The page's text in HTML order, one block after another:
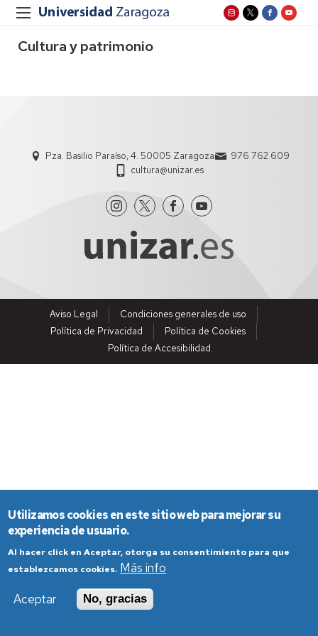
Cultura y patrimonio
Pza. Basilio Paraíso, 4. 50005 Zaragoza
976 762 609
cultura@unizar.es
Aviso Legal
Condiciones generales de uso
Política de Privacidad
Política de Cookies
Política de Accesibilidad
Utilizamos cookies en este sitio web para mejorar su
experiencia de usuario.
Al hacer click en Aceptar, otorga su consentimiento para que
establezcamos cookies. Más info
Aceptar
No, gracias